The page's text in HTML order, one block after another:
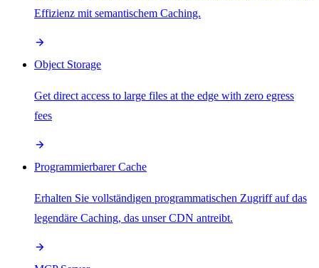
Effizienz mit semantischem Caching.
Object Storage
Get direct access to large files at the edge with zero egress
fees
Programmierbarer Cache
Erhalten Sie vollständigen programmatischen Zugriff auf das
legendäre Caching, das unser CDN antreibt.